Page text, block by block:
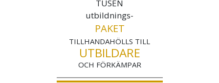
TUSEN
utbildnings-
PAKET
TILLHANDAHÖLLS TILL
UTBILDARE
OCH FÖRKÄMPAR